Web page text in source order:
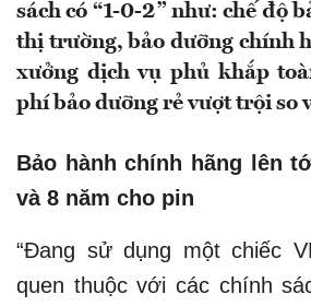
sách có “1-0-2” như: chế độ
thị trường, bảo dưỡng chính
xưởng dịch vụ phủ khắp
phí bảo dưỡng rẻ vượt trội so
Bảo hành chính hãng lên
và 8 năm cho pin
“Đang sử dụng một chiếc
quen thuộc với các chính